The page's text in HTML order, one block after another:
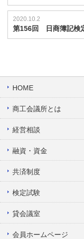
2020.10.2
第156回 日商簿記検
HOME
商工会議所とは
経営相談
融資・資金
共済制度
検定試験
貸会議室
会員ホームページ